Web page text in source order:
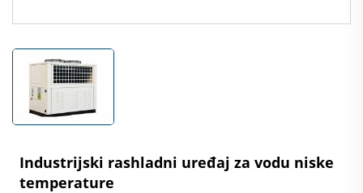
Industrijski rashladni uređaj za vodu niske
temperature